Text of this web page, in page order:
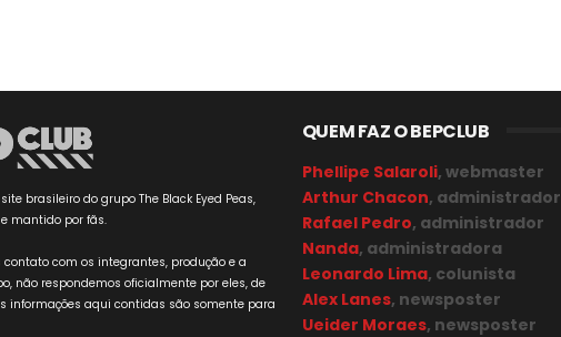
brasileiro do grupo The Black Eyed Peas,
mantido por fãs.
com os integrantes, produção e a
não respondemos oficialmente por eles, de
informações aqui contidas são somente para
QUEM FAZ O BEPCLUB
Phellipe Salaroli, webmaster
Arthur Chacon, administrador
Rafael Pedro, administrador
Nanda, administradora
Leonardo Lima, colunista
Alex Lanes, newsposter
Ueider Moraes, newsposter